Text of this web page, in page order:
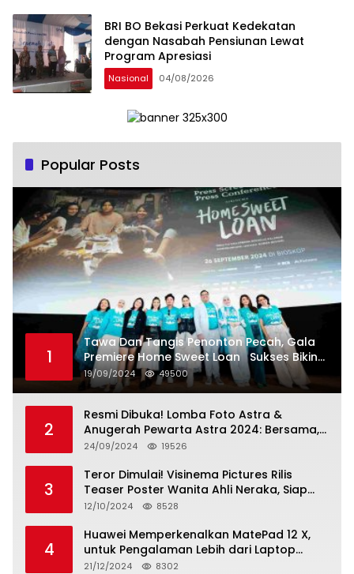
Undang Perekonomian Nasional dan
Kesejahteraan Sosial dalam Menata
Bangsa Menuju Indonesia Emas 2045”,
BRI BO Bekasi Perkuat Kedekatan
dengan Nasabah Pensiunan Lewat
Program Apresiasi
Nasional 04/08/2026
Popular Posts
1
Tawa Dan Tangis Penonton Pecah, Gala
Premiere Home Sweet Loan Sukses Bikin
Penonton Lihat Diri Sendiri di Layar
19/09/2024 49500
2
Resmi Dibuka! Lomba Foto Astra &
Anugerah Pewarta Astra 2024: Bersama,
Berkarya, Berkelanjutan
24/09/2024 19526
3
Teror Dimulai! Visinema Pictures Rilis
Teaser Poster Wanita Ahli Neraka, Siap
Tayang di Bioskop 14 November 2024
12/10/2024 8528
4
Huawei Memperkenalkan MatePad 12 X,
untuk Pengalaman Lebih dari Laptop
dengan Layar Ultra Bright dan Desain
21/12/2024 8302